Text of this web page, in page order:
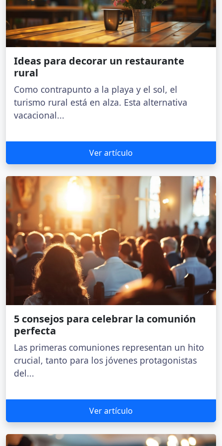
Ideas para decorar un restaurante
rural
Como contrapunto a la playa y el sol, el
turismo rural está en alza. Esta alternativa
vacacional...
Ver artículo
5 consejos para celebrar la comunión
perfecta
Las primeras comuniones representan un hito
crucial, tanto para los jóvenes protagonistas
del...
Ver artículo